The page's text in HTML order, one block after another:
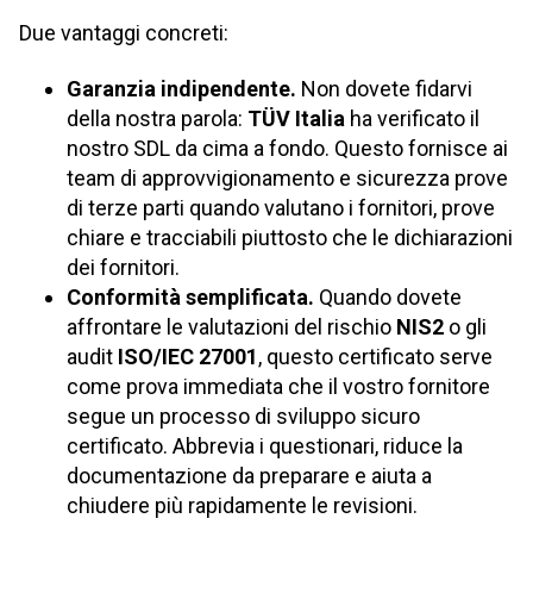
Due vantaggi concreti:
Garanzia indipendente. Non dovete fidarvi
della nostra parola: TÜV Italia ha verificato il
nostro SDL da cima a fondo. Questo fornisce ai
team di approvvigionamento e sicurezza prove
di terze parti quando valutano i fornitori, prove
chiare e tracciabili piuttosto che le dichiarazioni
dei fornitori.
Conformità semplificata. Quando dovete
affrontare le valutazioni del rischio NIS2 o gli
audit ISO/IEC 27001, questo certificato serve
come prova immediata che il vostro fornitore
segue un processo di sviluppo sicuro
certificato. Abbrevia i questionari, riduce la
documentazione da preparare e aiuta a
chiudere più rapidamente le revisioni.